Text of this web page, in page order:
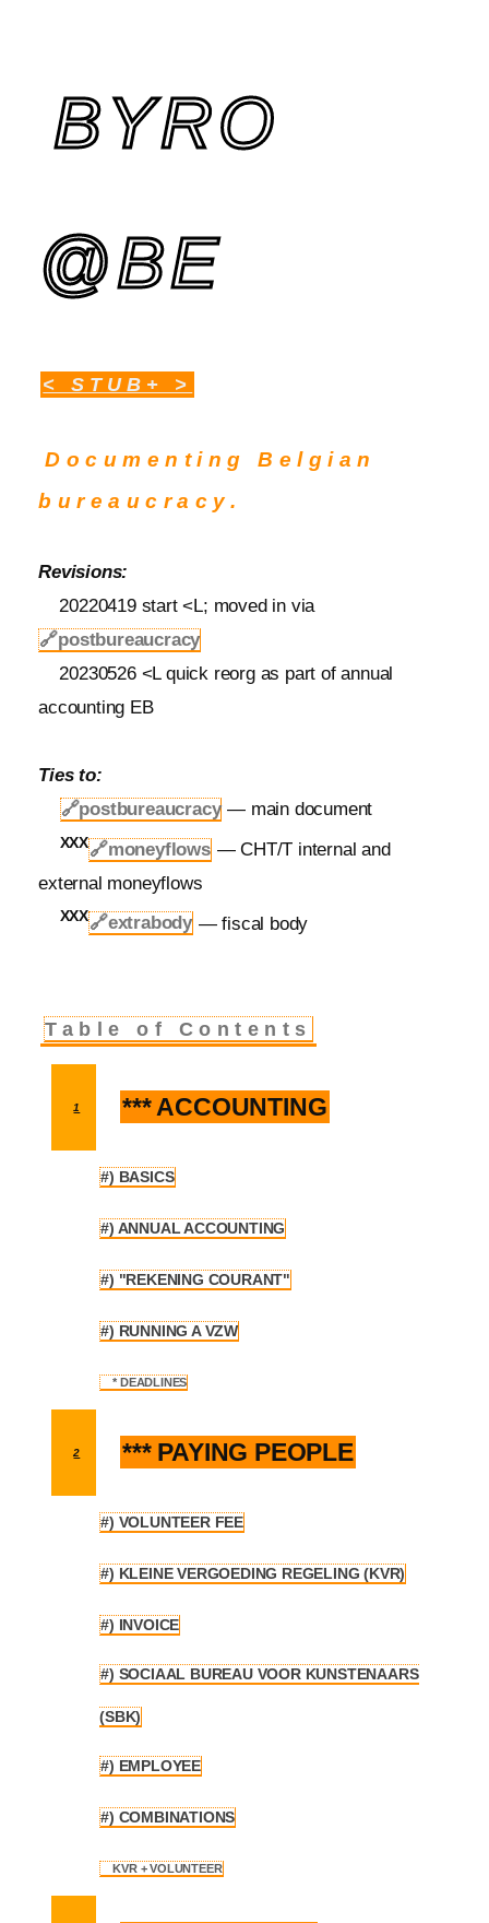
BYRO
@BE
< STUB+ >
Documenting Belgian
bureaucracy.
Revisions:
20220419 start <L; moved in via
🔗postbureaucracy
20230526 <L quick reorg as part of annual
accounting EB
Ties to:
🔗postbureaucracy— main document
XXX🔗moneyflows — CHT/T internal and
external moneyflows
XXX🔗extrabody— fiscal body
Table of Contents
1 *** ACCOUNTING
#) BASICS
#) ANNUAL ACCOUNTING
#) "REKENING COURANT"
#) RUNNING A VZW
* DEADLINES
2 *** PAYING PEOPLE
#) VOLUNTEER FEE
#) KLEINE VERGOEDING REGELING (KVR)
#) INVOICE
#) SOCIAAL BUREAU VOOR KUNSTENAARS
(SBK)
#) EMPLOYEE
#) COMBINATIONS
KVR + VOLUNTEER